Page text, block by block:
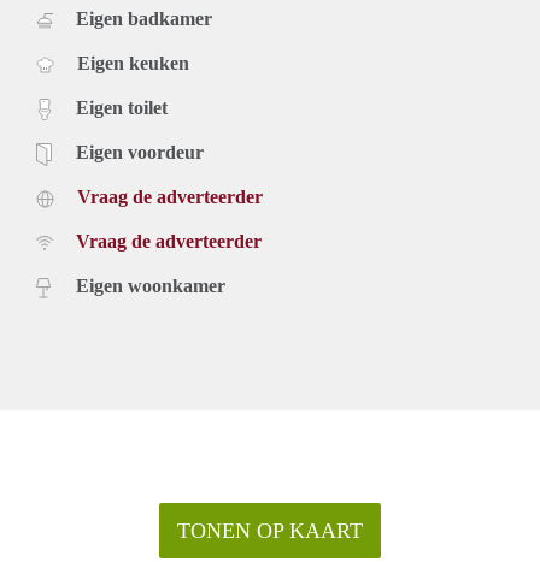
Eigen badkamer
Eigen keuken
Eigen toilet
Eigen voordeur
Vraag de adverteerder
Vraag de adverteerder
Eigen woonkamer
TONEN OP KAART